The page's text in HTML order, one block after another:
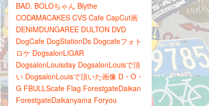
BAD. BOLOちゃん Blythe
CODAMACAKES CVS Cafe CapCut画
DENIMDUNGAREE DULTON DVD
DogCafe DogStationDs Dogcafeフォト
ロケ DogsalonLiGAR
DogsalonLouisday DogsalonLouisで頂
い DogsalonLouisで頂いた画像 D・O・
G FBULLScafe Flag ForestgateDaikan
ForestgateDaikanyama Foryou